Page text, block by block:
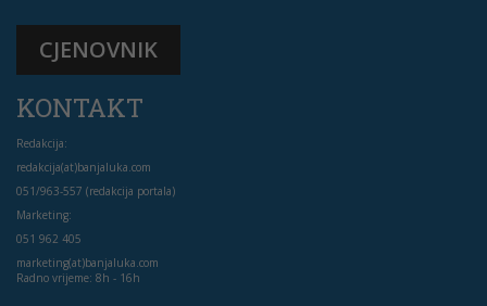
CJENOVNIK
KONTAKT
Redakcija:
redakcija(at)banjaluka.com
051/963-557 (redakcija portala)
Marketing:
051 962 405
marketing(at)banjaluka.com
Radno vrijeme: 8h - 16h